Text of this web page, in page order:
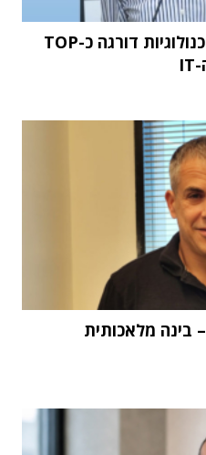
מחקר STKI השנתי: וואן טכנולוגיות דורגה כ-TOP
"העתיד הוא Physical AI – בינה מלאכותית